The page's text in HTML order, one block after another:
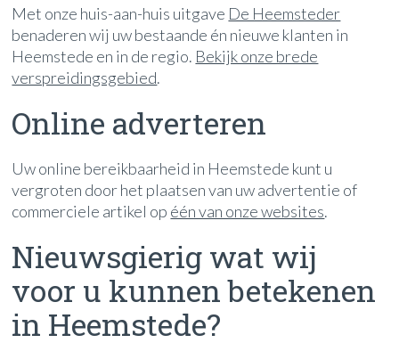
Met onze huis-aan-huis uitgave De Heemsteder
benaderen wij uw bestaande én nieuwe klanten in
Heemstede en in de regio. Bekijk onze brede
verspreidingsgebied.
Online adverteren
Uw online bereikbaarheid in Heemstede kunt u
vergroten door het plaatsen van uw advertentie of
commerciele artikel op één van onze websites.
Nieuwsgierig wat wij
voor u kunnen betekenen
in Heemstede?